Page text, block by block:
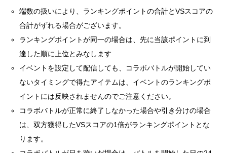
端数の扱いにより、ランキングポイントの合計とVSスコアの
合計がずれる場合がございます。
ランキングポイントが同一の場合は、先に当該ポイントに到
達した順に上位とみなします
イベントを設定して配信しても、コラボバトルが開始してい
ないタイミングで得たアイテムは、イベントのランキングポ
イントには反映されませんのでご注意ください。
コラボバトルが正常に終了しなかった場合や引き分けの場合
は、双方獲得したVSスコアの1倍がランキングポイントとな
ります。